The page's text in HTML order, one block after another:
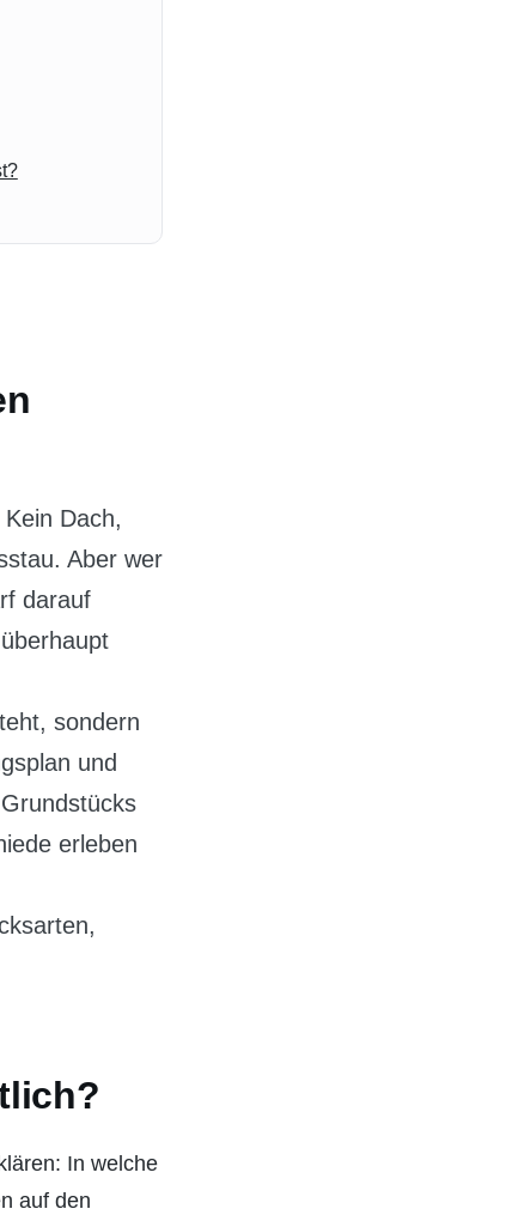
Dach,
Aber wer
darauf
sondern
und
erleben
In welche
auf den